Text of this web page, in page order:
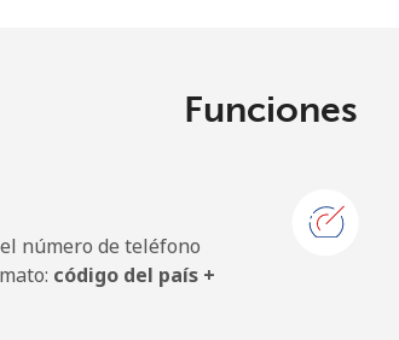
Funciones
número de teléfono
código del país +